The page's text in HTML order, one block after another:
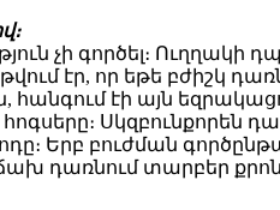
չի գործել։
էր, որ եթե բժիշկ
էի այն
Սկզբունքորեն դա
Երբ բուժման
դառնում տարբեր